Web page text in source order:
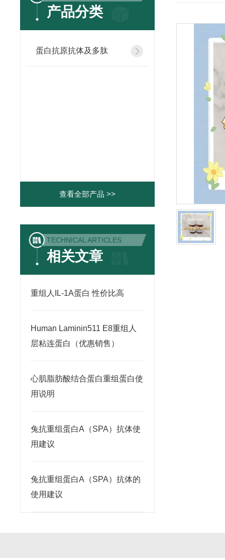
产品分类
蛋白抗原抗体及多肽
查看全部产品 >>
TECHNICAL ARTICLES
相关文章
重组人IL-1A蛋白 性价比高
Human Laminin511 E8重组人
层粘连蛋白（优惠销售）
心肌脂肪酸结合蛋白重组蛋白使
用说明
兔抗重组蛋白A（SPA）抗体使
用建议
兔抗重组蛋白A（SPA）抗体的
使用建议